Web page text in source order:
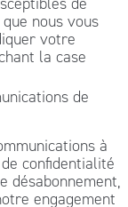
nous vous
votre
la case
de
à
confidentialité
désabonnement,
engagement